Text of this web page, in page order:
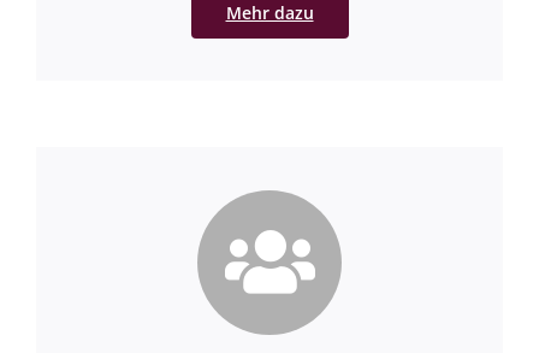
Mehr dazu